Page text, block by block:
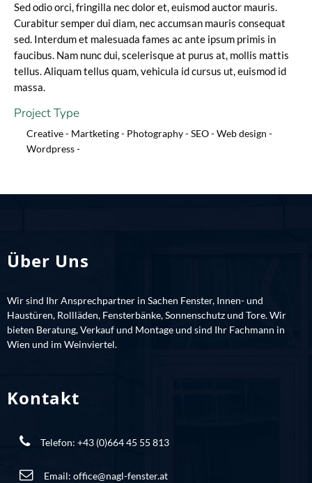
Sed odio orci, fringilla nec dolor et, euismod auctor mauris.
Curabitur semper dui diam, nec accumsan mauris consequat
sed. Interdum et malesuada fames ac ante ipsum primis in
faucibus. Nam nunc dui, scelerisque at purus at, mollis mattis
tellus. Aliquam tellus quam, vehicula id cursus ut, euismod id
massa.
Project Type
Creative - Martketing - Photography -SEO -Web design -
Wordpress -
Über Uns
Wir sind Ihr Ansprechpartner in Sachen Fenster, Innen- und
Haustüren, Rollläden, Fensterbänke, Sonnenschutz und Tore. Wir
bieten Beratung, Verkauf und Montage und sind Ihr Fachmann in
Wien und im Weinviertel.
Kontakt
Telefon: +43 (0)664 45 55 813
Email: office@nagl-fenster.at